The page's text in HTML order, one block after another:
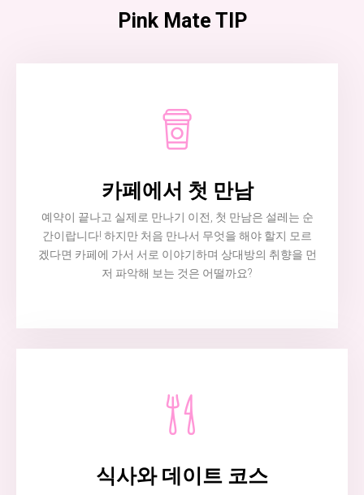
Pink Mate TIP
카페에서 첫 만남
예약이 끝나고 실제로 만나기 이전, 첫 만남은 설레는 순
간이랍니다! 하지만 처음 만나서 무엇을 해야 할지 모르
겠다면 카페에 가서 서로 이야기하며 상대방의 취향을 먼
저 파악해 보는 것은 어떨까요?
식사와 데이트 코스